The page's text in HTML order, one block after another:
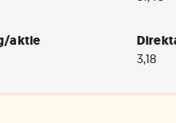
aktie
3,18